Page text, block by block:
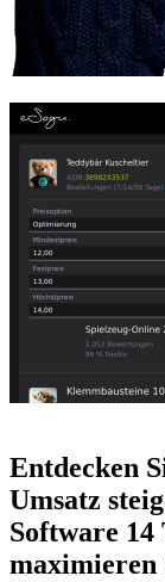
Entdecken
Umsatz
Software 14